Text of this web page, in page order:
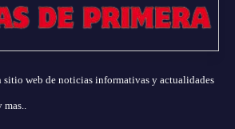
sitio web de noticias informativas y actualidades
mas..